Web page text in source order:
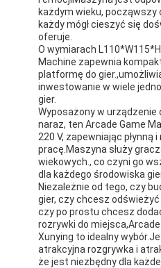
każdym wieku, począwszy
każdy mógł cieszyć się
oferuje.
O wymiarach
Machine zapewnia
platformę do
inwestowanie w wiele
gier.
Wyposażony w urządzenie
naraz, ten Arcade Game
220 V, zapewniając płynną
pracę.Maszyna służy
wiekowych., co czyni go
dla każdego środowiska
Niezależnie od tego, czy
gier, czy chcesz
czy po prostu chcesz
rozrywki do
Xunying to idealny
atrakcyjna rozgrywka i
że jest niezbędny dla